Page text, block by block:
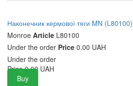
Наконечник кермової тяги MN (L80100)
Monroe Article L80100
Under the order Price 0.00 UAH
Under the order
Price 0.00 UAH
Buy